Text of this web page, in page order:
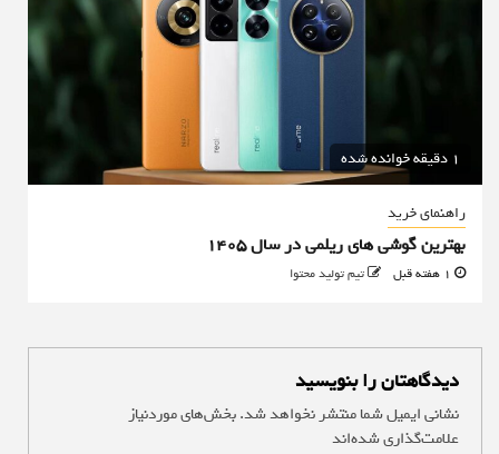
1 دقیقه خوانده شده
راهنمای خرید
بهترین گوشی های ریلمی در سال 1405
تیم تولید محتوا
دیدگاهتان را بنویسید
نشانی ایمیل شما منتشر نخواهد شد.بخش‌های موردنیاز
علامت‌گذاری شده‌اند